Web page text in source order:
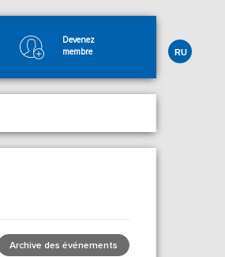
Devenez
membre
RU
Archive des événements